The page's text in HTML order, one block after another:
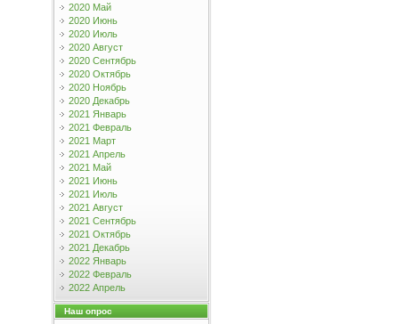
2020 Май
2020 Июнь
2020 Июль
2020 Август
2020 Сентябрь
2020 Октябрь
2020 Ноябрь
2020 Декабрь
2021 Январь
2021 Февраль
2021 Март
2021 Апрель
2021 Май
2021 Июнь
2021 Июль
2021 Август
2021 Сентябрь
2021 Октябрь
2021 Декабрь
2022 Январь
2022 Февраль
2022 Апрель
Наш опрос